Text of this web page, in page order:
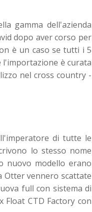
gamma dell'azienda
dopo aver corso per
è un caso se tutti i 5
l'importazione è curata
nel cross country -
di tutte le
lo stesso nome
nuovo modello erano
Otter vennero scattate
full con sistema di
CTD Factory con